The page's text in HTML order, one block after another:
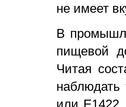
не имеет
В
пищевой
Читая
наблюдать
или